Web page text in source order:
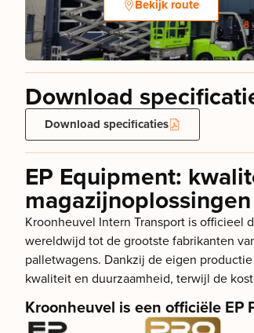
Bekijk route
Download
Download specificaties
EP Equipment:
magazijnoplossingen
Kroonheuvel Intern Transport is officieel
wereldwijd tot de grootste fabrikanten
palletwagens. Dankzij de eigen
kwaliteit en duurzaamheid, terwijl de
Kroonheuvel is een officiële EP